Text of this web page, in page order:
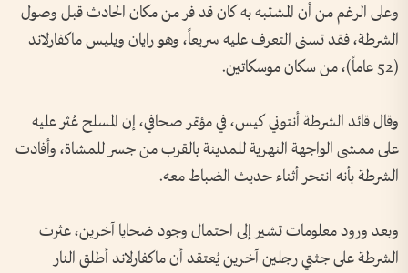
وعلى الرغم من أن المشتبه به كان قد فر من مكان الحادث قبل وصول
الشرطة، فقد تسنى التعرف عليه سريعاً، وهو رايان ويليس ماكفارلاند
(52 عاماً)، من سكان موسكاتين.
وقال قائد الشرطة أنتوني كيس، في مؤتمر صحافي، إن المسلح عُثر عليه
على ممشى الواجهة النهرية للمدينة بالقرب من جسر للمشاة، وأفادت
الشرطة بأنه انتحر أثناء حديث الضباط معه.
وبعد ورود معلومات تشير إلى احتمال وجود ضحايا آخرين، عثرت
الشرطة على جثتي رجلين آخرين يُعتقد أن ماكفارلاند أطلق النار